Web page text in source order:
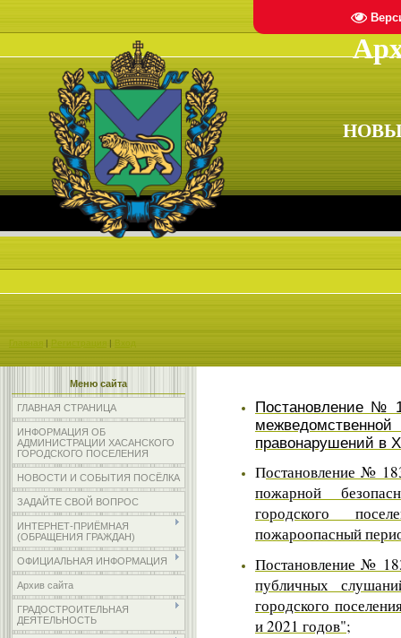
| | Вход
Меню сайта
ГЛАВНАЯ СТРАНИЦА
ИНФОРМАЦИЯ ОБ
АДМИНИСТРАЦИИ ХАСАНСКОГО
ГОРОДСКОГО ПОСЕЛЕНИЯ
НОВОСТИ И СОБЫТИЯ ПОСЁЛКА
ЗАДАЙТЕ СВОЙ ВОПРОС
ИНТЕРНЕТ-ПРИЁМНАЯ
(ОБРАЩЕНИЯ ГРАЖДАН)
ОФИЦИАЛЬНАЯ ИНФОРМАЦИЯ
Архив сайта
ГРАДОСТРОИТЕЛЬНАЯ
ДЕЯТЕЛЬНОСТЬ
Постановление №
правонарушений в
Постановление №
пожарной
городского
пожароопасный
Постановление №
публичных
городского
и 2021 годов";